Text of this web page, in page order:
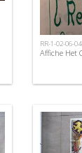
RR-1-02-06-
Affiche Het